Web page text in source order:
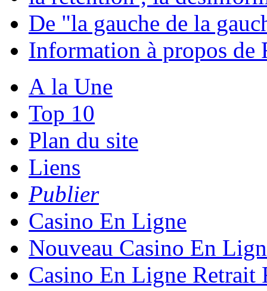
De "la gauche de la
Information à propos de
A la Une
Top 10
Plan du site
Liens
Publier
Casino En Ligne
Nouveau Casino En
Casino En Ligne Retrait